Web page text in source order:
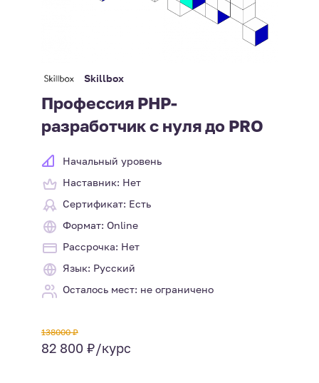
Skillbox
Профессия PHP-
разработчик с нуля до PRO
Начальный уровень
Наставник: Нет
Сертификат: Есть
Формат: Online
Рассрочка: Нет
Язык: Русский
Осталось мест: не ограничено
138000 ₽
82 800 ₽/курс